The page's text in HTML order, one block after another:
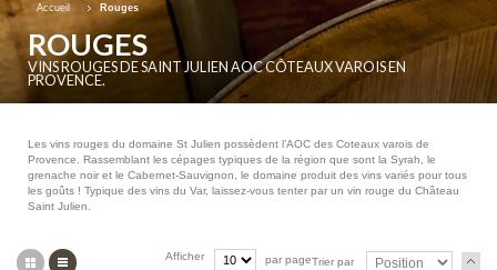
Accueil Rouges
ROUGES
VINS ROUGES DE SAINT JULIEN AOC CÔTEAUX VAROIS EN
PROVENCE.
Les vins rouges du domaine St Julien possèdent l’AOC des Coteaux varois de
Provence. Rassemblant les cépages typiques de la région que sont la Syrah, le
grenache noir et le Cabernet-Sauvignon, le domaine produit des vins variés pour tous
les goûts ! Typique des vins du Var, laissez-vous tenter par un vin rouge du Château
Saint Julien.
Grille Trier par
Afficher par page